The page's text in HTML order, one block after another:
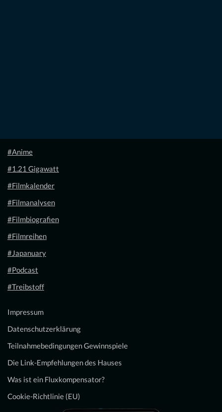
#Anime
#1.21 Gigawatt
#Filmkalender
#Filmanalysen
#Filmbiografien
#Filmreihen
#Japanuary
#Podcast
#Treibstoff
Impressum
Datenschutzerklärung
Teilnahmebedingungen Gewinnspiele
Die Link-Empfehlungen des Hauses
Was ist ein Fluxkompensator?
Cookie-Richtlinie (EU)